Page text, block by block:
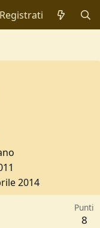
Registrati
2014
Punti
8